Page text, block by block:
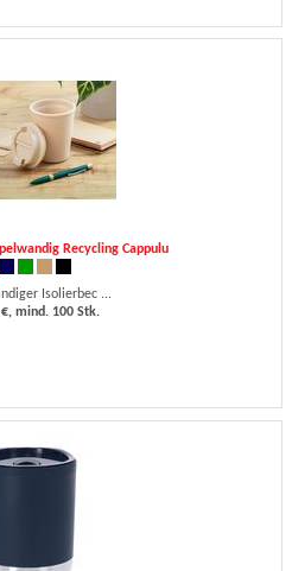
Recycling Cappulu
Isolierbec ...
mind. 100 Stk.